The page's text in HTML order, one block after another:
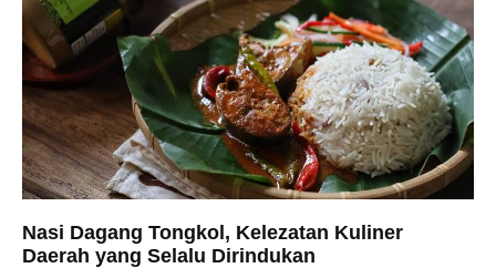
Nasi Dagang Tongkol, Kelezatan Kuliner
Daerah yang Selalu Dirindukan